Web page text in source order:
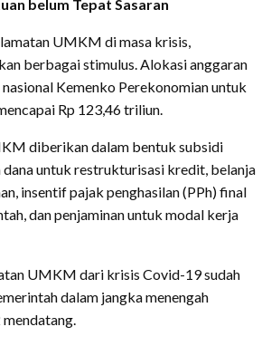
belum Tepat Sasaran
UMKM di masa krisis,
berbagai stimulus. Alokasi anggaran
Kemenko Perekonomian untuk
Rp 123,46 triliun.
diberikan dalam bentuk subsidi
dana untuk restrukturisasi kredit, belanja
insentif pajak penghasilan (PPh) final
dan penjaminan untuk modal kerja
UMKM dari krisis Covid-19 sudah
dalam jangka menengah